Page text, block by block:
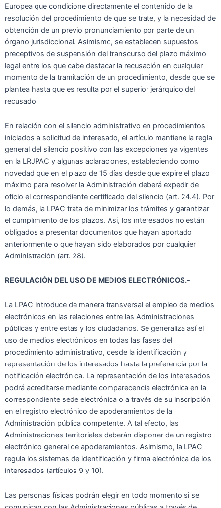
Europea que condicione directamente el contenido de la
resolución del procedimiento de que se trate, y la necesidad de
obtención de un previo pronunciamiento por parte de un
órgano jurisdiccional. Asimismo, se establecen supuestos
preceptivos de suspensión del transcurso del plazo máximo
legal entre los que cabe destacar la recusación en cualquier
momento de la tramitación de un procedimiento, desde que se
plantea hasta que es resulta por el superior jerárquico del
recusado.
En relación con el silencio administrativo en procedimientos
iniciados a solicitud de interesado, el artículo mantiene la regla
general del silencio positivo con las excepciones ya vigentes
en la LRJPAC y algunas aclaraciones, estableciendo como
novedad que en el plazo de 15 días desde que expire el plazo
máximo para resolver la Administración deberá expedir de
oficio el correspondiente certificado del silencio (art. 24.4). Por
lo demás, la LPAC trata de minimizar los trámites y garantizar
el cumplimiento de los plazos. Así, los interesados no están
obligados a presentar documentos que hayan aportado
anteriormente o que hayan sido elaborados por cualquier
Administración (art. 28).
REGULACIÓN DEL USO DE MEDIOS ELECTRÓNICOS.-
La LPAC introduce de manera transversal el empleo de medios
electrónicos en las relaciones entre las Administraciones
públicas y entre estas y los ciudadanos. Se generaliza así el
uso de medios electrónicos en todas las fases del
procedimiento administrativo, desde la identificación y
representación de los interesados hasta la preferencia por la
notificación electrónica. La representación de los interesados
podrá acreditarse mediante comparecencia electrónica en la
correspondiente sede electrónica o a través de su inscripción
en el registro electrónico de apoderamientos de la
Administración pública competente. A tal efecto, las
Administraciones territoriales deberán disponer de un registro
electrónico general de apoderamientos. Asimismo, la LPAC
regula los sistemas de identificación y firma electrónica de los
interesados (artículos 9 y 10).
Las personas físicas podrán elegir en todo momento si se